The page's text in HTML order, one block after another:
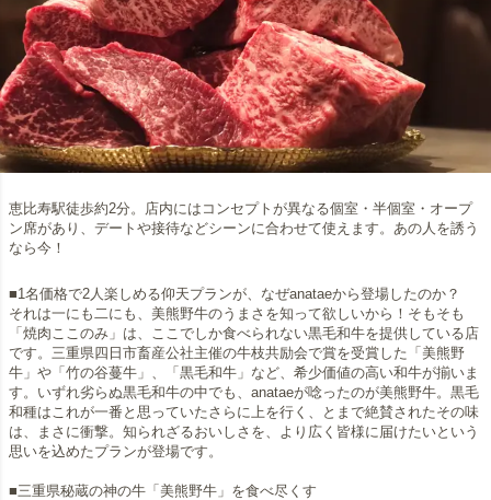
恵比寿駅徒歩約2分。店内にはコンセプトが異なる個室・半個室・オープ
ン席があり、デートや接待などシーンに合わせて使えます。あの人を誘う
なら今！
■1名価格で2人楽しめる仰天プランが、なぜanataeから登場したのか？
それは一にも二にも、美熊野牛のうまさを知って欲しいから！そもそも
「焼肉ここのみ」は、ここでしか食べられない黒毛和牛を提供している店
です。三重県四日市畜産公社主催の牛枝共励会で賞を受賞した「美熊野
牛」や「竹の谷蔓牛」、「黒毛和牛」など、希少価値の高い和牛が揃いま
す。いずれ劣らぬ黒毛和牛の中でも、anataeが唸ったのが美熊野牛。黒毛
和種はこれが一番と思っていたさらに上を行く、とまで絶賛されたその味
は、まさに衝撃。知られざるおいしさを、より広く皆様に届けたいという
思いを込めたプランが登場です。
■三重県秘蔵の神の牛「美熊野牛」を食べ尽くす